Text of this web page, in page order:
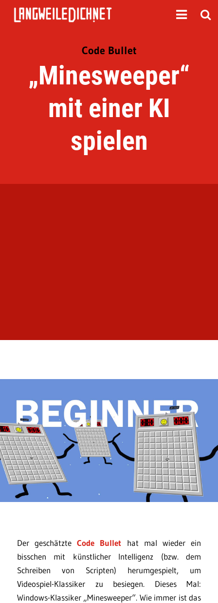
Code Bullet
„Minesweeper“
mit einer KI
spielen
Der geschätzteCode Bullet hat mal wieder ein
bisschen mit künstlicher Intelligenz (bzw. dem
Schreiben von Scripten) herumgespielt, um
Videospiel-Klassiker zu besiegen. Dieses Mal:
Windows-Klassiker „Minesweeper“. Wie immer ist das